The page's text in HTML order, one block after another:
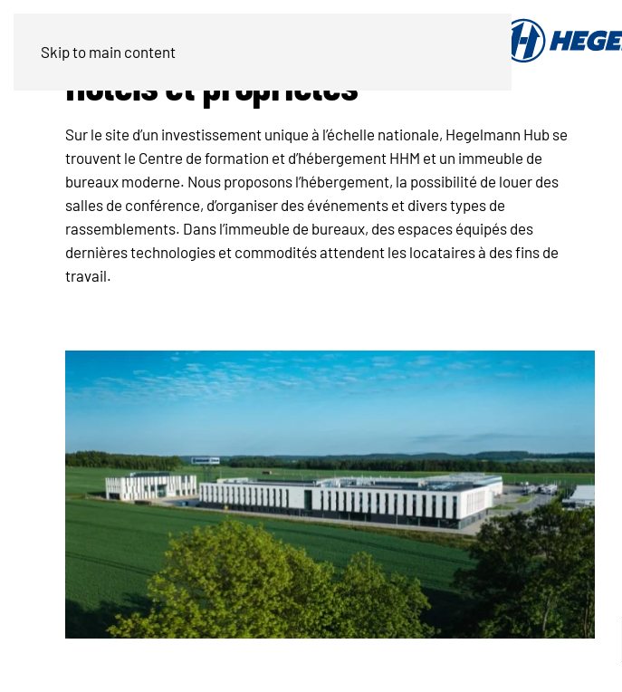
Skip to main content
Hôtels et propriétés
Sur le site d’un investissement unique à l’échelle nationale, Hegelmann Hub se
trouvent le Centre de formation et d’hébergement HHM et un immeuble de
bureaux moderne. Nous proposons l’hébergement, la possibilité de louer des
salles de conférence, d’organiser des événements et divers types de
rassemblements. Dans l’immeuble de bureaux, des espaces équipés des
dernières technologies et commodités attendent les locataires à des fins de
travail.